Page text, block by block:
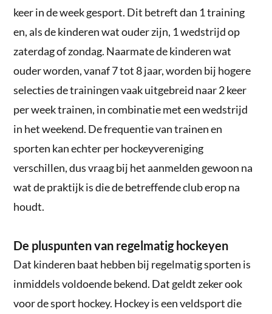
keer in de week gesport. Dit betreft dan 1 training
en, als de kinderen wat ouder zijn, 1 wedstrijd op
zaterdag of zondag. Naarmate de kinderen wat
ouder worden, vanaf 7 tot 8 jaar, worden bij hogere
selecties de trainingen vaak uitgebreid naar 2 keer
per week trainen, in combinatie met een wedstrijd
in het weekend. De frequentie van trainen en
sporten kan echter per hockeyvereniging
verschillen, dus vraag bij het aanmelden gewoon na
wat de praktijk is die de betreffende club erop na
houdt.
De pluspunten van regelmatig hockeyen
Dat kinderen baat hebben bij regelmatig sporten is
inmiddels voldoende bekend. Dat geldt zeker ook
voor de sport hockey. Hockey is een veldsport die